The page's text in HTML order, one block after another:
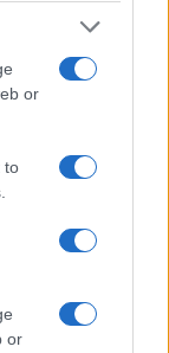
or
to
or
2025, 6:40 ΜΜ